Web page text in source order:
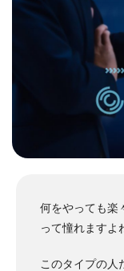
何をやっても楽
って憧れますよ
このタイプの人